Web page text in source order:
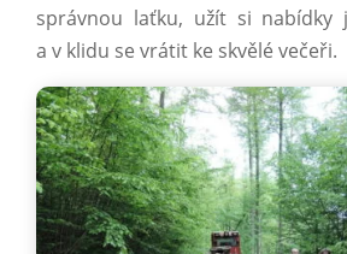
správnou laťku, užít si nabídky
a v klidu se vrátit ke skvělé večeři.